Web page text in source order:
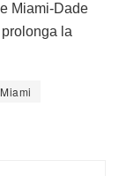
Miami-Dade
la
Miami